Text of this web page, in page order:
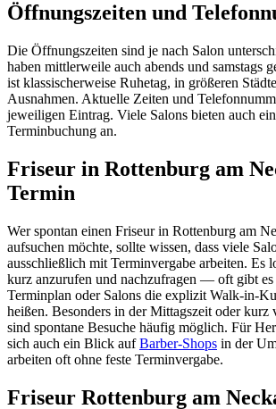
Öffnungszeiten und
Die Öffnungszeiten sind je nach Salon
haben mittlerweile auch abends und samstags
ist klassischerweise Ruhetag, in größeren
Ausnahmen. Aktuelle Zeiten und
jeweiligen Eintrag. Viele Salons bieten auch
Terminbuchung an.
Friseur in Rottenburg am
Termin
Wer spontan einen Friseur in Rottenburg am
aufsuchen möchte, sollte wissen, dass viele
ausschließlich mit Terminvergabe arbeiten. Es
kurz anzurufen und nachzufragen — oft gibt
Terminplan oder Salons die explizit Walk-in-
heißen. Besonders in der Mittagszeit oder kurz
sind spontane Besuche häufig möglich. Für
sich auch ein Blick aufBarber-Shops in der
arbeiten oft ohne feste Terminvergabe.
Friseur Rottenburg am